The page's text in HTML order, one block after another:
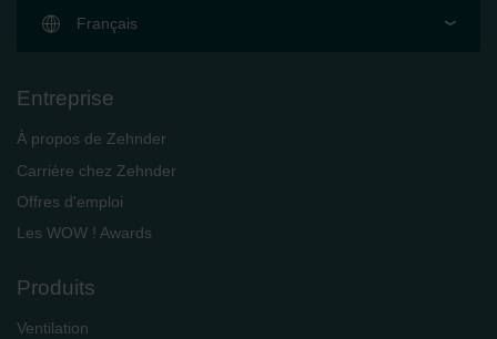
Français
Entreprise
À propos de Zehnder
Carrière chez Zehnder
Offres d'emploi
Les WOW ! Awards
Produits
Ventilation